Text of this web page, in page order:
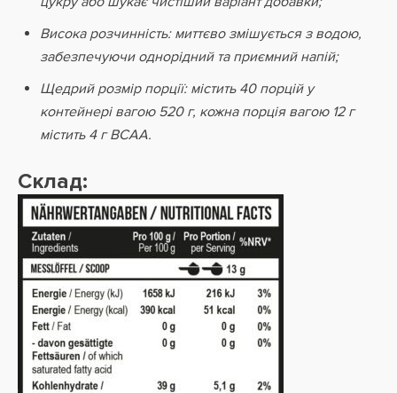
Висока розчинність: миттєво змішується з водою,
забезпечуючи однорідний та приємний напій;
Щедрий розмір порції: містить 40 порцій у
контейнері вагою 520 г, кожна порція вагою 12 г
містить 4 г BCAA.
Склад: